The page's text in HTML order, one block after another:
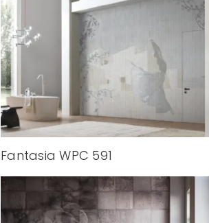
Fantasia WPC 591